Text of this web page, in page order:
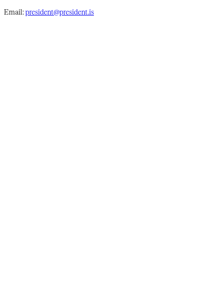
Email:president@president.is